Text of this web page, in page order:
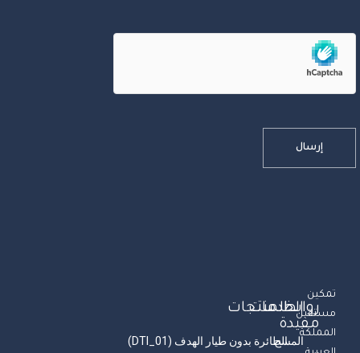
تمكين
مستقبل
المملكة
روابط
مفيدة
الخدمات
المسح
المنتجات
الطائرة بدون طيار الهدف (DTI_01)